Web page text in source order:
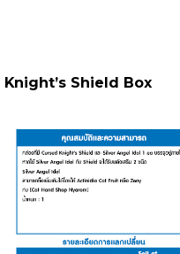
Knight’s Shield Box